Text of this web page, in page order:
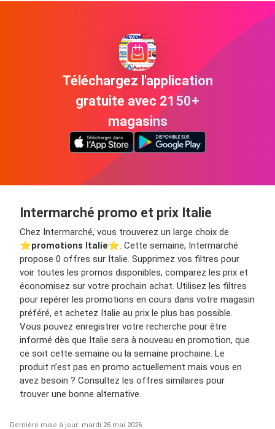
Téléchargez l'application
gratuite avec 2150+
magasins
Intermarché promo et prix Italie
Chez Intermarché, vous trouverez un large choix de
⭐️promotions Italie⭐️. Cette semaine, Intermarché
propose 0 offres sur Italie. Supprimez vos filtres pour
voir toutes les promos disponibles, comparez les prix et
économisez sur votre prochain achat. Utilisez les filtres
pour repérer les promotions en cours dans votre magasin
préféré, et achetez Italie au prix le plus bas possible.
Vous pouvez enregistrer votre recherche pour être
informé dès que Italie sera à nouveau en promotion, que
ce soit cette semaine ou la semaine prochaine. Le
produit n’est pas en promo actuellement mais vous en
avez besoin ? Consultez les offres similaires pour
trouver une bonne alternative.
Dernière mise à jour: mardi 26 mai 2026